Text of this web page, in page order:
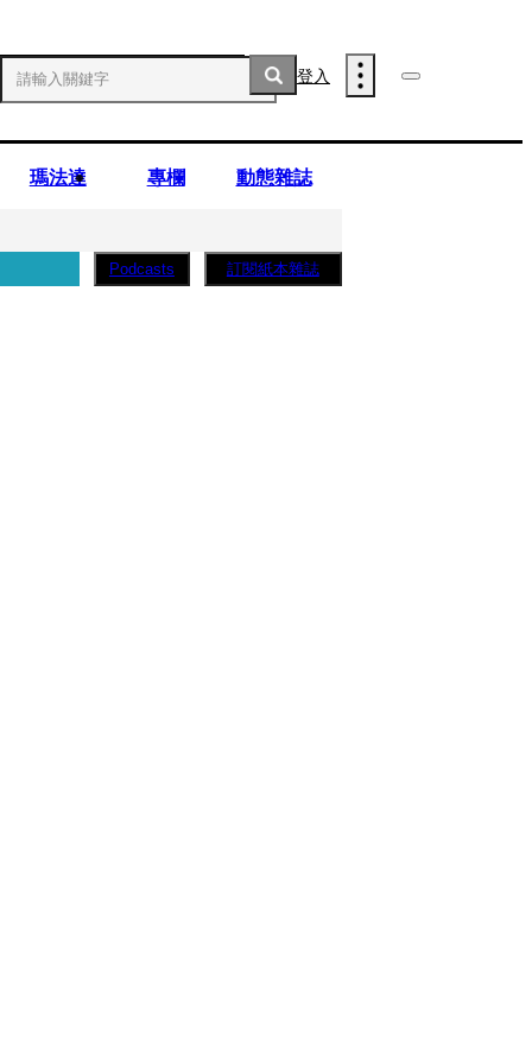
登入
瑪法達 專欄 動態雜誌
Podcasts 訂閱紙本雜誌